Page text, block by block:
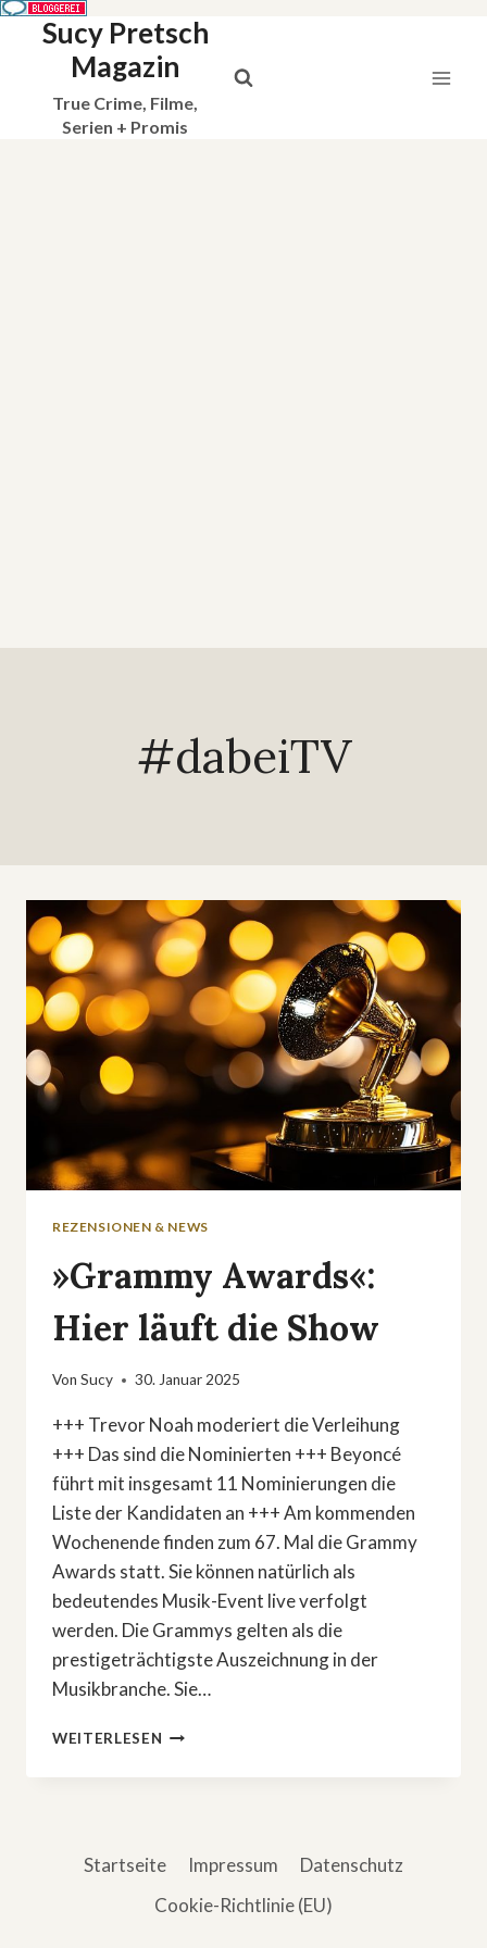
Sucy Pretsch
Magazin
True Crime, Filme,
Serien + Promis
#dabeiTV
REZENSIONEN & NEWS
»Grammy Awards«:
Hier läuft die Show
Von Sucy 30. Januar 2025
+++ Trevor Noah moderiert die Verleihung
+++ Das sind die Nominierten +++ Beyoncé
führt mit insgesamt 11 Nominierungen die
Liste der Kandidaten an +++ Am kommenden
Wochenende finden zum 67. Mal die Grammy
Awards statt. Sie können natürlich als
bedeutendes Musik-Event live verfolgt
werden. Die Grammys gelten als die
prestigeträchtigste Auszeichnung in der
Musikbranche. Sie…
WEITERLESEN »GRAMMY
HIER
Startseite Impressum
Datenschutz
Cookie-Richtlinie (EU)